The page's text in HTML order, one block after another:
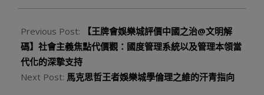
Previous Post:
【王牌會娛樂城評價中國之治@文明解
碼】社會主義焦點代價觀：國度管理系統以及管理本領當
代化的深摯支持
Next Post: 馬克思哲王者娛樂城學倫理之維的汗青指向